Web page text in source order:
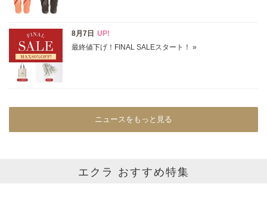
ニュースをもっと見る
エクラ おすすめ特集